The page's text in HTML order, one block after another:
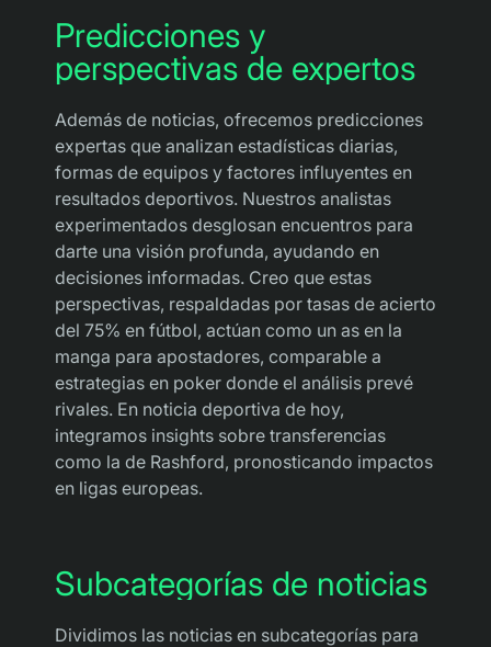
Predicciones y
perspectivas de expertos
Además de noticias, ofrecemos predicciones
expertas que analizan estadísticas diarias,
formas de equipos y factores influyentes en
resultados deportivos. Nuestros analistas
experimentados desglosan encuentros para
darte una visión profunda, ayudando en
decisiones informadas. Creo que estas
perspectivas, respaldadas por tasas de acierto
del 75% en fútbol, actúan como un as en la
manga para apostadores, comparable a
estrategias en poker donde el análisis prevé
rivales. En noticia deportiva de hoy,
integramos insights sobre transferencias
como la de Rashford, pronosticando impactos
en ligas europeas.
Subcategorías de noticias
Dividimos las noticias en subcategorías para